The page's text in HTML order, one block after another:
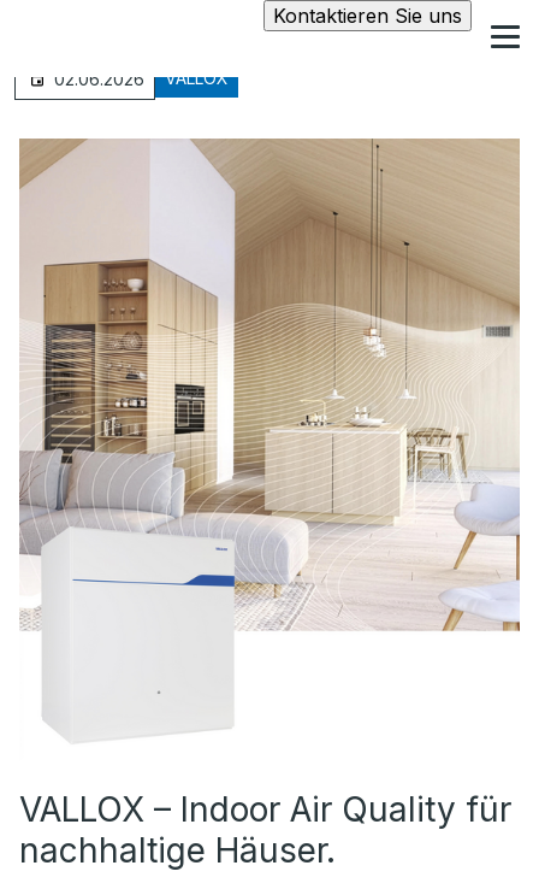
Kontaktieren Sie uns
02.06.2026 VALLOX
VALLOX – Indoor Air Quality für
nachhaltige Häuser.